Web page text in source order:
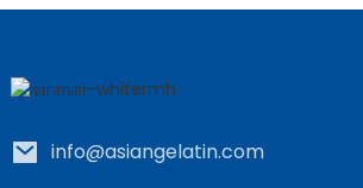
info@asiangelatin.com